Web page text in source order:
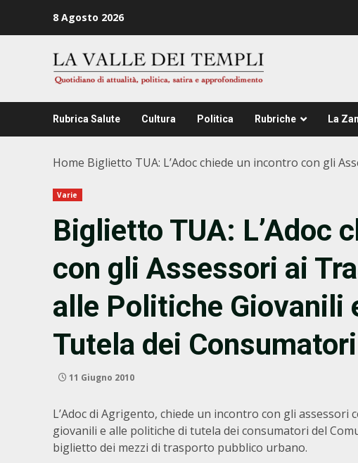
8 Agosto 2026
Rubrica Salute Cultura Politica Rubriche La
Home Biglietto TUA: L’Adoc chiede un incontro con gli
Varie
Biglietto TUA: L’Adoc
con gli Assessori ai
alle Politiche Giovanili
Tutela dei Consumatori
11 Giugno 2010
L’Adoc di Agrigento, chiede un incontro con gli
giovanili e alle politiche di tutela dei consumatori del
biglietto dei mezzi di trasporto pubblico urbano.